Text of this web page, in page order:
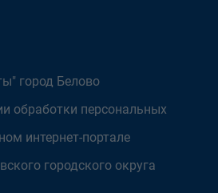
город Белово
обработки персональных
интернет-портале
городского округа